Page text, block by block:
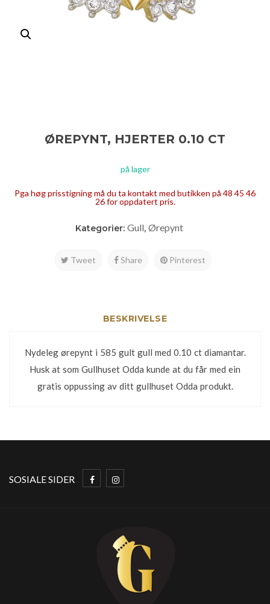
ØREPYNT, HJERTER 0.10 CT
på lager
Pga høg prisstigning må du ta kontakt med butikken på 48 45 46
26 for oppdatert pris.
Kategorier: Gull, Ørepynt
Tweet Share Pinterest
BESKRIVELSE
Nydeleg ørepynt i 585 gult gull med 0.10 ct diamantar.
Husk at som Gullhuset Odda kunde at du får med ein
gratis oppussing av ditt gullhuset Odda produkt.
SOSIALE SIDER